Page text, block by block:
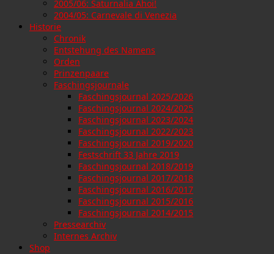
2005/06: Saturnalia Ahoi!
2004/05: Carnevale di Venezia
Historie
Chronik
Entstehung des Namens
Orden
Prinzenpaare
Faschingsjournale
Faschingsjournal 2025/2026
Faschingsjournal 2024/2025
Faschingsjournal 2023/2024
Faschingsjournal 2022/2023
Faschingsjournal 2019/2020
Festschrift 33 Jahre 2019
Faschingsjournal 2018/2019
Faschingsjournal 2017/2018
Faschingsjournal 2016/2017
Faschingsjournal 2015/2016
Faschingsjournal 2014/2015
Pressearchiv
Internes Archiv
Shop